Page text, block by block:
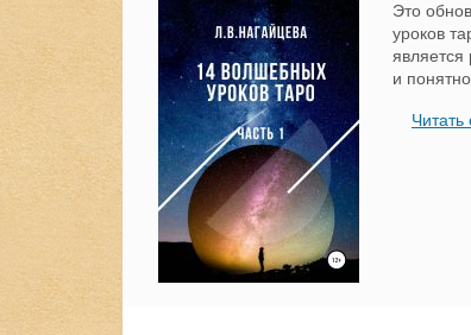
Это
уроков
является
и
Читать